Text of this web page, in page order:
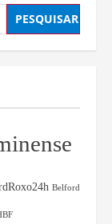
Belford